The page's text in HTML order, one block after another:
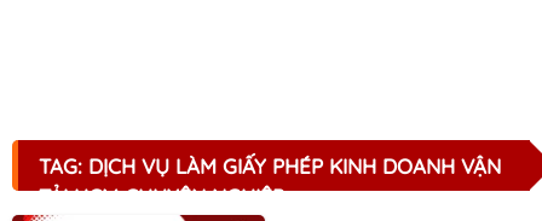
TAG: DỊCH VỤ LÀM GIẤY PHÉP KINH DOANH VẬN
TẢI HCM CHUYÊN NGHIỆP